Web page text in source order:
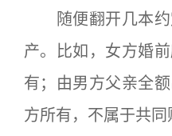
随便翻开几本约
产。比如，女方婚
有；由男方父亲全
方所有，不属于共同